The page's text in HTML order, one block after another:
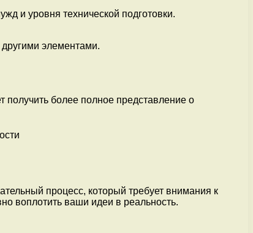
и уровня технической подготовки.
элементами.
более полное представление о
процесс, который требует внимания к
воплотить ваши идеи в реальность.